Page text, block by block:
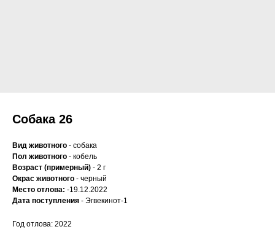
Собака 26
Вид животного - собака
Пол животного - кобель
Возраст (примерный) - 2 г
Окрас животного - черный
Место отлова: -19.12.2022
Дата поступления - Эгвекинот-1
Год отлова: 2022